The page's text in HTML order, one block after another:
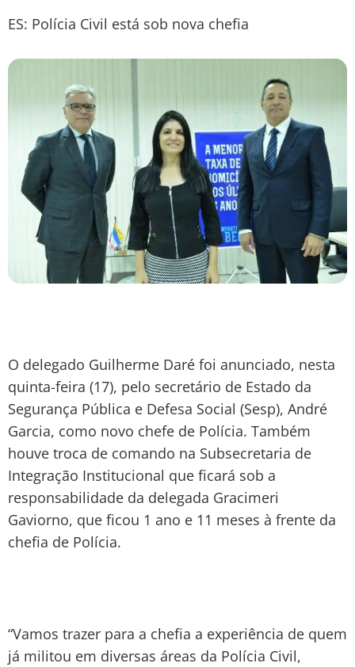
ES: Polícia Civil está sob nova chefia
O delegado Guilherme Daré foi anunciado, nesta
quinta-feira (17), pelo secretário de Estado da
Segurança Pública e Defesa Social (Sesp), André
Garcia, como novo chefe de Polícia. Também
houve troca de comando na Subsecretaria de
Integração Institucional que ficará sob a
responsabilidade da delegada Gracimeri
Gaviorno, que ficou 1 ano e 11 meses à frente da
chefia de Polícia.
“Vamos trazer para a chefia a experiência de quem
já militou em diversas áreas da Polícia Civil,